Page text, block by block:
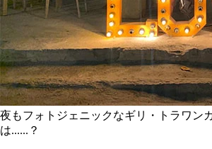
夜もフォトジェニックなギリ・トラワン
は......？